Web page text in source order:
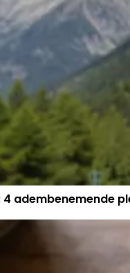
adembenemende